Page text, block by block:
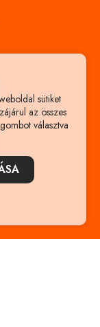
sütiket
az összes
választva